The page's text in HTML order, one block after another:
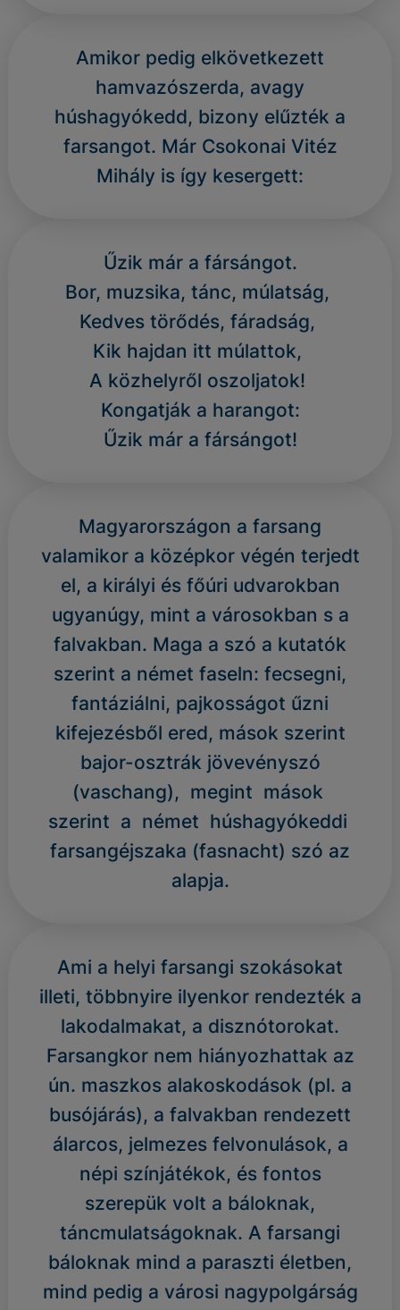
Amikor pedig elkövetkezett
hamvazószerda, avagy
húshagyókedd, bizony elűzték a
farsangot. Már Csokonai Vitéz
Mihály is így kesergett:
Űzik már a fársángot.
Bor, muzsika, tánc, múlatság,
Kedves törődés, fáradság,
Kik hajdan itt múlattok,
A közhelyről oszoljatok!
Kongatják a harangot:
Űzik már a fársángot!
Magyarországon a farsang
valamikor a középkor végén terjedt
el, a királyi és főúri udvarokban
ugyanúgy, mint a városokban s a
falvakban. Maga a szó a kutatók
szerint a német faseln: fecsegni,
fantáziálni, pajkosságot űzni
kifejezésből ered, mások szerint
bajor-osztrák jövevényszó
(vaschang), megint mások
szerint a német húshagyókeddi
farsangéjszaka (fasnacht) szó az
alapja.
Ami a helyi farsangi szokásokat
illeti, többnyire ilyenkor rendezték a
lakodalmakat, a disznótorokat.
Farsangkor nem hiányozhattak az
ún. maszkos alakoskodások (pl. a
busójárás), a falvakban rendezett
álarcos, jelmezes felvonulások, a
népi színjátékok, és fontos
szerepük volt a báloknak,
táncmulatságoknak. A farsangi
báloknak mind a paraszti életben,
mind pedig a városi nagypolgárság